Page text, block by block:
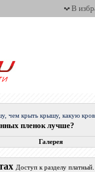
В
чем крыть крышу, какую
пленок лучше?
Галерея
Доступ к разделу